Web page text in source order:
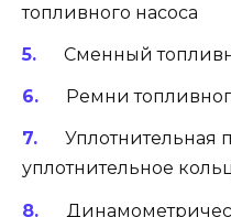
топливного насоса
Сменный
Ремни
Уплотнительная
уплотнительное